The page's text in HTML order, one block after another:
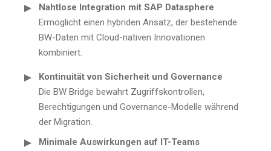
Nahtlose Integration mit SAP Datasphere
Ermöglicht einen hybriden Ansatz, der bestehende
BW-Daten mit Cloud-nativen Innovationen
kombiniert.
Kontinuität von Sicherheit und Governance
Die BW Bridge bewahrt Zugriffskontrollen,
Berechtigungen und Governance-Modelle während
der Migration.
Minimale Auswirkungen auf IT-Teams